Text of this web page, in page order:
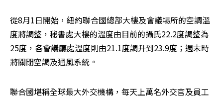
從8月1日開始，紐約聯合國總部大樓及會議場所的空調溫
度將調整，秘書處大樓的溫度由目前的攝氏22.2度調整為
25度，各會議廳處溫度則由21.1度調升到23.9度；週末時
將關閉空調及通風系統。
聯合國堪稱全球最大外交機構，每天上萬名外交官及員工